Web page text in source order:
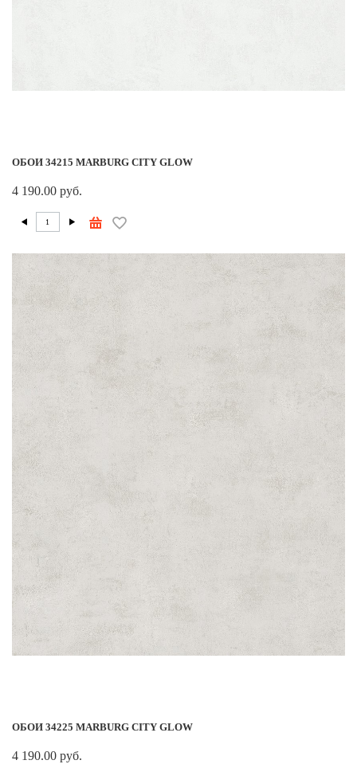
ОБОИ 34215 MARBURG CITY GLOW
4 190.00 руб.
ОБОИ 34225 MARBURG CITY GLOW
4 190.00 руб.